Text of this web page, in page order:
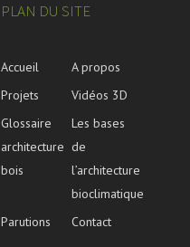
PLAN DU SITE
Accueil
A propos
Projets
Vidéos 3D
Glossaire
architecture
bois
Les bases
de
l’architecture
bioclimatique
Parutions
Contact